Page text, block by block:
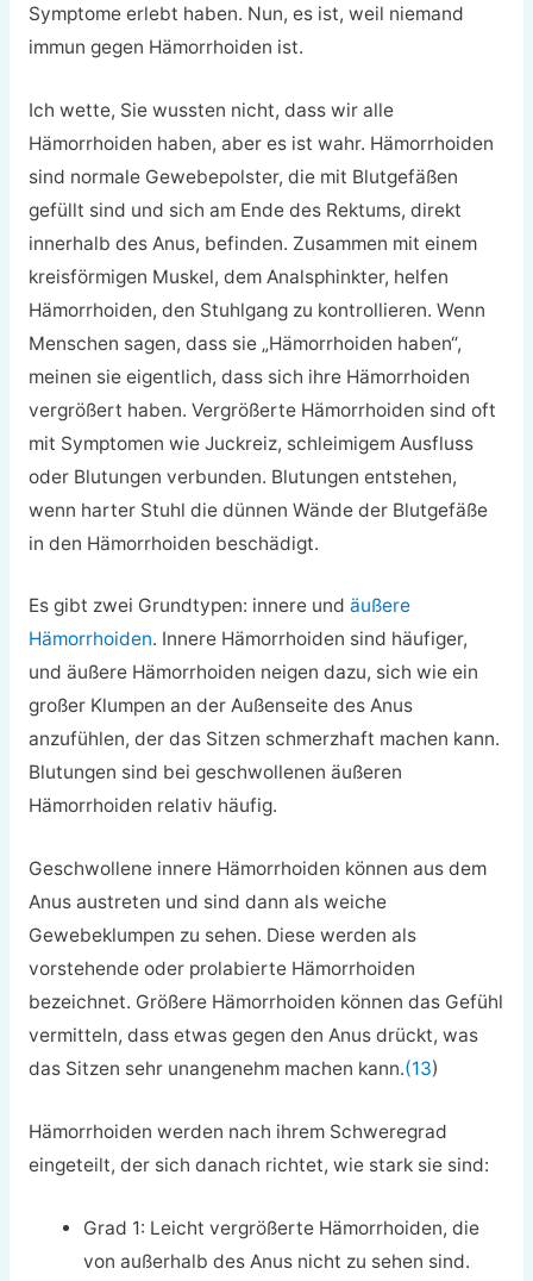
Symptome erlebt haben. Nun, es ist, weil niemand
immun gegen Hämorrhoiden ist.
Ich wette, Sie wussten nicht, dass wir alle
Hämorrhoiden haben, aber es ist wahr. Hämorrhoiden
sind normale Gewebepolster, die mit Blutgefäßen
gefüllt sind und sich am Ende des Rektums, direkt
innerhalb des Anus, befinden. Zusammen mit einem
kreisförmigen Muskel, dem Analsphinkter, helfen
Hämorrhoiden, den Stuhlgang zu kontrollieren. Wenn
Menschen sagen, dass sie „Hämorrhoiden haben“,
meinen sie eigentlich, dass sich ihre Hämorrhoiden
vergrößert haben. Vergrößerte Hämorrhoiden sind oft
mit Symptomen wie Juckreiz, schleimigem Ausfluss
oder Blutungen verbunden. Blutungen entstehen,
wenn harter Stuhl die dünnen Wände der Blutgefäße
in den Hämorrhoiden beschädigt.
Es gibt zwei Grundtypen: innere und äußere
Hämorrhoiden. Innere Hämorrhoiden sind häufiger,
und äußere Hämorrhoiden neigen dazu, sich wie ein
großer Klumpen an der Außenseite des Anus
anzufühlen, der das Sitzen schmerzhaft machen kann.
Blutungen sind bei geschwollenen äußeren
Hämorrhoiden relativ häufig.
Geschwollene innere Hämorrhoiden können aus dem
Anus austreten und sind dann als weiche
Gewebeklumpen zu sehen. Diese werden als
vorstehende oder prolabierte Hämorrhoiden
bezeichnet. Größere Hämorrhoiden können das Gefühl
vermitteln, dass etwas gegen den Anus drückt, was
das Sitzen sehr unangenehm machen kann.(13)
Hämorrhoiden werden nach ihrem Schweregrad
eingeteilt, der sich danach richtet, wie stark sie sind:
Grad 1: Leicht vergrößerte Hämorrhoiden, die
von außerhalb des Anus nicht zu sehen sind.